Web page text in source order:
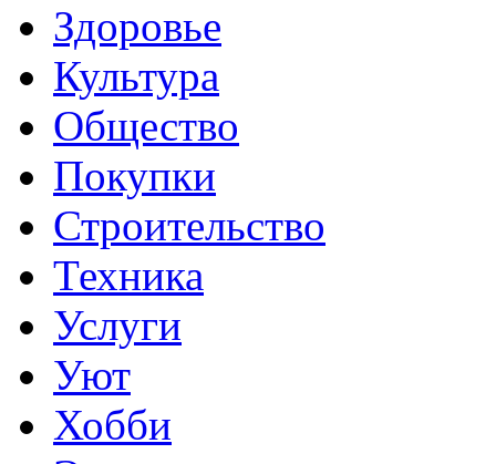
Здоровье
Культура
Общество
Покупки
Строительство
Техника
Услуги
Уют
Хобби